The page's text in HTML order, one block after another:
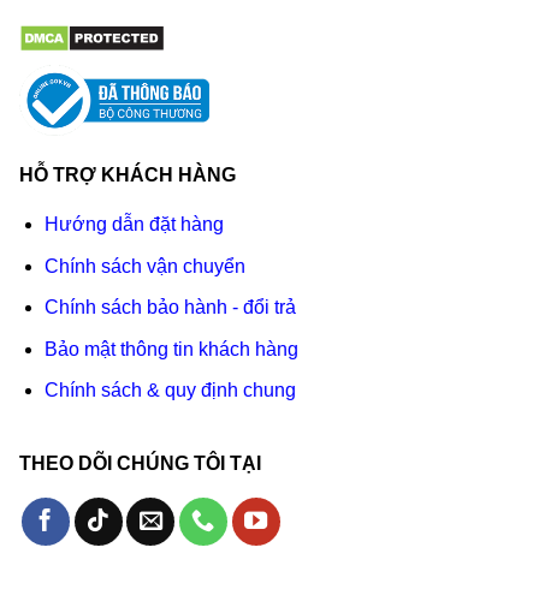
HỖ TRỢ KHÁCH HÀNG
Hướng dẫn đặt hàng
Chính sách vận chuyển
Chính sách bảo hành - đổi trả
Bảo mật thông tin khách hàng
Chính sách & quy định chung
THEO DÕI CHÚNG TÔI TẠI